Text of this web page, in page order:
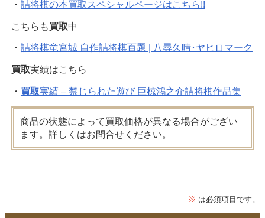
・ 詰将棋の本買取スペシャルページはこちら!!
こちらも買取中
・ 詰将棋竜宮城 自作詰将棋百題 | 八尋久晴･ヤヒロマーク
買取実績はこちら
・ 買取実績 – 禁じられた遊び 巨椋鴻之介詰将棋作品集
商品の状態によって買取価格が異なる場合がござい
ます。詳しくはお問合せください。